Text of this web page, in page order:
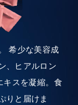
希少な美容成
、ヒアルロン
キスを凝縮。食
りと届けま